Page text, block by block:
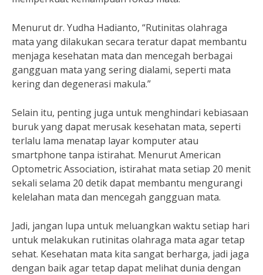
Menurut dr. Yudha Hadianto, “Rutinitas olahraga
mata yang dilakukan secara teratur dapat membantu
menjaga kesehatan mata dan mencegah berbagai
gangguan mata yang sering dialami, seperti mata
kering dan degenerasi makula.”
Selain itu, penting juga untuk menghindari kebiasaan
buruk yang dapat merusak kesehatan mata, seperti
terlalu lama menatap layar komputer atau
smartphone tanpa istirahat. Menurut American
Optometric Association, istirahat mata setiap 20 menit
sekali selama 20 detik dapat membantu mengurangi
kelelahan mata dan mencegah gangguan mata.
Jadi, jangan lupa untuk meluangkan waktu setiap hari
untuk melakukan rutinitas olahraga mata agar tetap
sehat. Kesehatan mata kita sangat berharga, jadi jaga
dengan baik agar tetap dapat melihat dunia dengan